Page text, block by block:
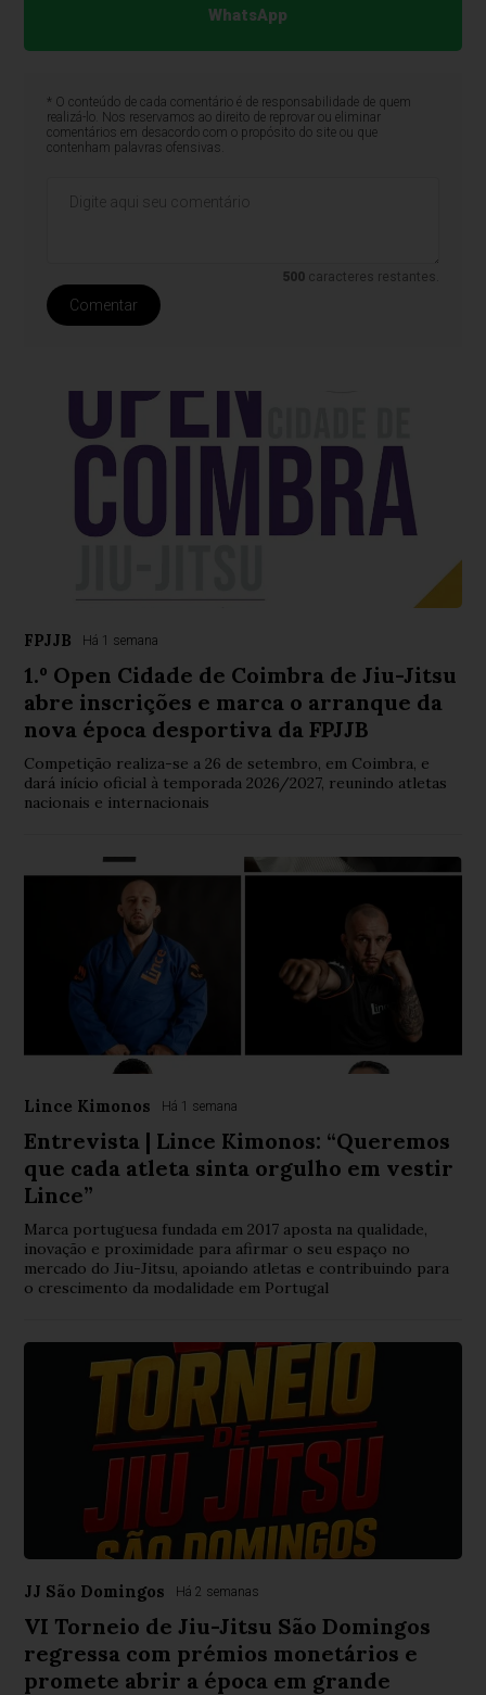
WhatsApp
* O conteúdo de cada comentário é de responsabilidade de quem
realizá-lo. Nos reservamos ao direito de reprovar ou eliminar
comentários em desacordo com o propósito do site ou que
contenham palavras ofensivas.
500 caracteres restantes.
Comentar
FPJJB Há 1 semana
1.º Open Cidade de Coimbra de Jiu-Jitsu
abre inscrições e marca o arranque da
nova época desportiva da FPJJB
Competição realiza-se a 26 de setembro, em Coimbra, e
dará início oficial à temporada 2026/2027, reunindo atletas
nacionais e internacionais
Lince Kimonos Há 1 semana
Entrevista | Lince Kimonos: “Queremos
que cada atleta sinta orgulho em vestir
Lince”
Marca portuguesa fundada em 2017 aposta na qualidade,
inovação e proximidade para afirmar o seu espaço no
mercado do Jiu-Jitsu, apoiando atletas e contribuindo para
o crescimento da modalidade em Portugal
JJ São Domingos Há 2 semanas
VI Torneio de Jiu-Jitsu São Domingos
regressa com prémios monetários e
promete abrir a época em grande